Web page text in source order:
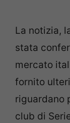
La notizia,
stata
mercato
fornito
riguardano
club di